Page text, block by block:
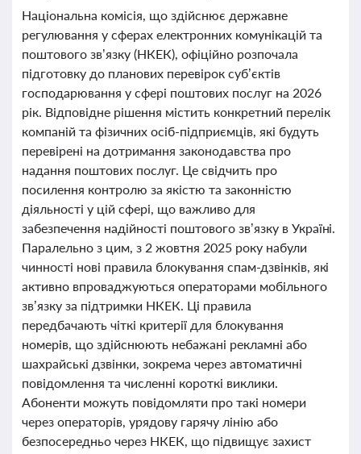
Національна комісія, що здійснює державне
регулювання у сферах електронних комунікацій та
поштового зв’язку (НКЕК), офіційно розпочала
підготовку до планових перевірок суб’єктів
господарювання у сфері поштових послуг на 2026
рік. Відповідне рішення містить конкретний перелік
компаній та фізичних осіб-підприємців, які будуть
перевірені на дотримання законодавства про
надання поштових послуг. Це свідчить про
посилення контролю за якістю та законністю
діяльності у цій сфері, що важливо для
забезпечення надійності поштового зв’язку в Україні.
Паралельно з цим, з 2 жовтня 2025 року набули
чинності нові правила блокування спам-дзвінків, які
активно впроваджуються операторами мобільного
зв’язку за підтримки НКЕК. Ці правила
передбачають чіткі критерії для блокування
номерів, що здійснюють небажані рекламні або
шахрайські дзвінки, зокрема через автоматичні
повідомлення та численні короткі виклики.
Абоненти можуть повідомляти про такі номери
через операторів, урядову гарячу лінію або
безпосередньо через НКЕК, що підвищує захист